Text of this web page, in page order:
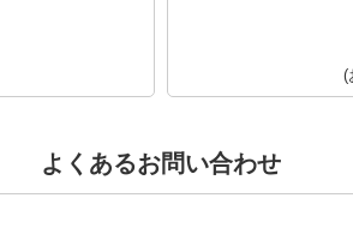
(
よくあるお問い合わせ